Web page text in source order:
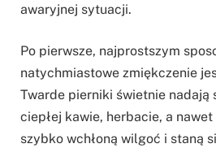
awaryjnej sytuacji.
Po pierwsze, najprostszym
natychmiastowe zmiękczenie
Twarde pierniki świetnie nadają
ciepłej kawie, herbacie, a
szybko wchłoną wilgoć i staną